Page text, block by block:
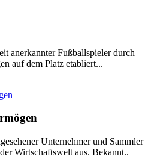
anerkannter Fußballspieler durch
auf dem Platz etabliert...
Unternehmer und Sammler
Wirtschaftswelt aus. Bekannt..